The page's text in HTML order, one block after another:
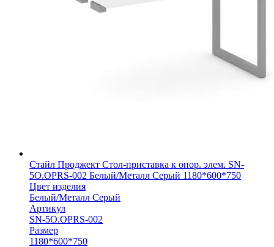
Стайл Проджект Стол-приставка к опор. элем. SN-
5O.OPRS-002 Белый/Металл Серый 1180*600*750
Цвет изделия
Белый/Металл Серый
Артикул
SN-5O.OPRS-002
Размер
1180*600*750